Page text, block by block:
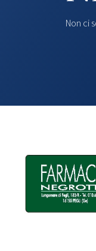
Non ci